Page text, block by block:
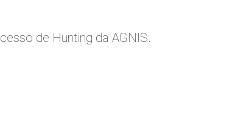
de Hunting da AGNIS.